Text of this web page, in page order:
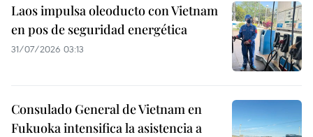
Laos impulsa oleoducto con Vietnam
en pos de seguridad energética
31/07/2026 03:13
Consulado General de Vietnam en
Fukuoka intensifica la asistencia a